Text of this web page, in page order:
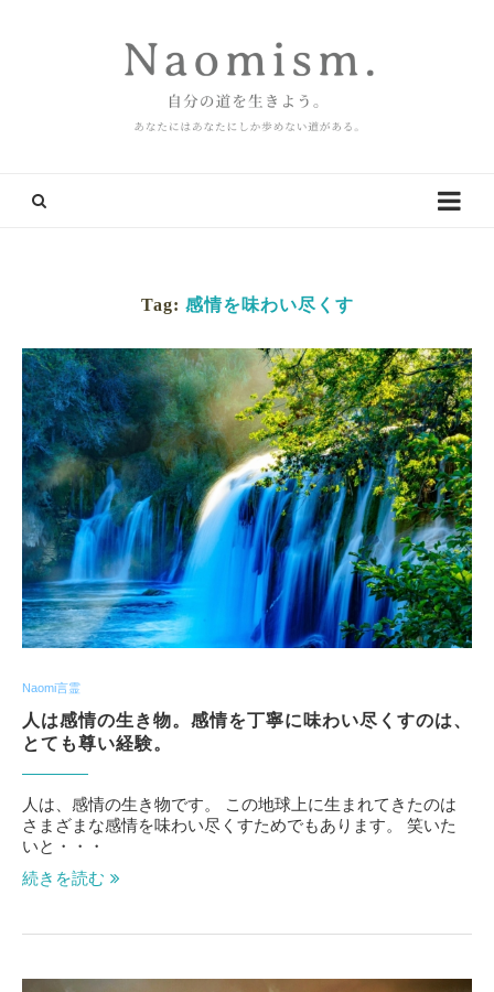
Tag: 感情を味わい尽くす
Naomi言霊
人は感情の生き物。感情を丁寧に味わい尽くすのは、
とても尊い経験。
人は、感情の生き物です。 この地球上に生まれてきたのは
さまざまな感情を味わい尽くすためでもあります。 笑いた
いと・・・
続きを読む